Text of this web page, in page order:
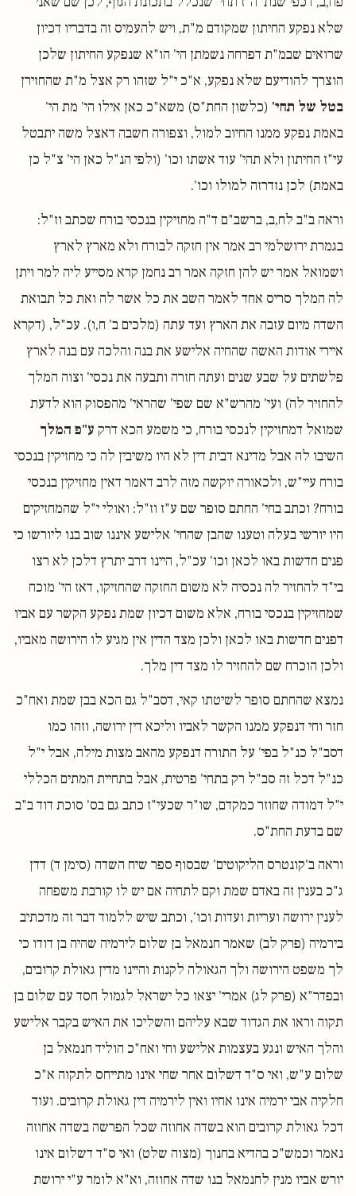
שלא נפקע החיתון שמקודם מ"ת, ויש להעמיס זה בדבריו דכיון
שרואים שבמ"ת דפרחה נשמתן הי' הו"א שנפקע החיתון שלכן
הוצרך להודיעם שלא נפקע, א"כ י"ל שזהו רק אצל מ"ת שהחזירן
בטל של תחי' (כלשון החת"ס) משא"כ כאן אילו הי' מת הי'
באמת נפקע ממנו החיוב למול, וצפורה חשבה דאצל משה יתבטל
עי"ז החיתון ולא תהי' עוד אשתו וכו' (ולפי הנ"ל כאן הי' צ"ל כן
באמת) לכן נזדרזה למולו וכו'.
וראה ב"ב לח,ב, ברשב"ם ד"ה מחזיקין בנכסי בורח שכתב וז"ל:
בגמרת ירושלמי רב אמר אין חזקה לבורח ולא מארץ לארץ
ושמואל אמר יש להן חזקה אמר רב נחמן קרא מסייע ליה למר ויתן
לה המלך סריס אחד לאמר השב את כל אשר לה ואת כל תבואת
השדה מיום עזבה את הארץ ועד עתה (מלכים ב' ח,ו). עכ"ל, (דקרא
איירי אודות האשה שהחיה אלישע את בנה והלכה עם בנה לארץ
פלשתים על שבע שנים ועתה חזרה ותבעה את נכסי' וצוה המלך
להחזיר לה) ועי' מהרש"א שם שפי' שהראי' מהפסוק הוא לדעת
שמואל דמחזיקין לנכסי בורח, כי משמע הכא דרק ע"פ המלך
השיבו לה אבל מדינא דבית דין לא היו משיבין לה כי מחזיקין בנכסי
בורח עיי"ש, ולכאורה יוקשה מזה לרב דאמר דאין מחזיקין בנכסי
בורח? וכתב בחי' החתם סופר שם ע"ז וז"ל: ואולי י"ל שהמחזיקים
היו יורשי בעלה וטענו שהבן שהחי' אלישע איננו שוב בנו ליורשו כי
פנים חדשות באו לכאן וכו' עכ"ל, היינו דרב יתרץ דלכן לא רצו
בי"ד להחזיר לה נכסיה לא משום החזקה שהחזיקו, דאז הי' מוכח
שמחזיקין בנכסי בורח, אלא משום דכיון שמת נפקע הקשר עם אביו
דפנים חדשות באו לכאן ולכן מצד הדין אין מגיע לו הירושה מאביו,
ולכן הוכרח שם להחזיר לו מצד דין מלך.
נמצא שהחתם סופר לשיטתו קאי, דסב"ל גם הכא בבן שמת ואח"כ
חזר וחי דנפקע ממנו הקשר לאביו וליכא דין ירושה, וזהו כמו
דסב"ל כנ"ל בפי' על התורה דנפקע מהאב מצות מילה, אבל י"ל
כנ"ל דכל זה סב"ל רק בתחי' פרטית, אבל בתחיית המתים הכללי
י"ל דמודה שחוזר כמקדם, שו"ר שכעי"ז כתב גם בס' סוכת דוד ב"ב
שם בדעת החת"ס.
וראה ב'קונטרס הליקוטים' שבסוף ספר שיח השדה (סימן ד) דדן
ג"כ בענין זה באדם שמת וקם לתחיה אם יש לו קורבת משפחה
לענין ירושה ועריות ועדות וכו', וכתב שיש ללמוד דבר זה מדכתיב
בירמיה (פרק לב) שאמר חנמאל בן שלום לירמיה שהיה בן דודו כי
לך משפט הירושה ולך הגאולה לקנות והיינו מדין גאולת קרובים,
ובפדר"א (פרק לג) אמרי' יצאו כל ישראל לגמול חסד עם שלום בן
תקוה וראו את הגדוד שבא עליהם והשליכו את האיש בקבר אלישע
והלך האיש ונגע בעצמות אלישע וחי ואח"כ הוליד חנמאל בן
שלום ע"ש, ואי ס"ד דשלום אחר שחי אינו מתייחס לתקוה א"כ
חלקיה אבי ירמיה אינו אחיו ואין לירמיה דין גאולת קרובים. ועוד
דכל גאולת קרובים הוא בשדה אחוזה שכל הפרשה בשדה אחוזה
נאמר וכמש"כ בהדיא בחנוך (מצוה שלט) ואי ס"ד דשלום אינו
יורש אביו מנין לחנמאל בנו שדה אחוזה, וא"א לומר ע"י ירושת